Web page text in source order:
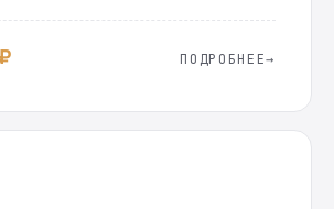
ПОДРОБНЕЕ